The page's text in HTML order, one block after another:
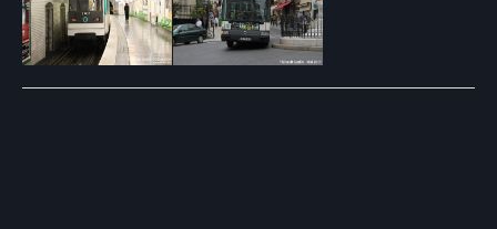
Post